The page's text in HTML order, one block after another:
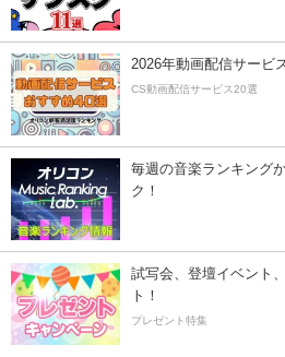
2026年動画配信サービ
CS動画配信サービス20選
毎週の音楽ランキング
ク！
試写会、登壇イベント
ト！
プレゼント特集